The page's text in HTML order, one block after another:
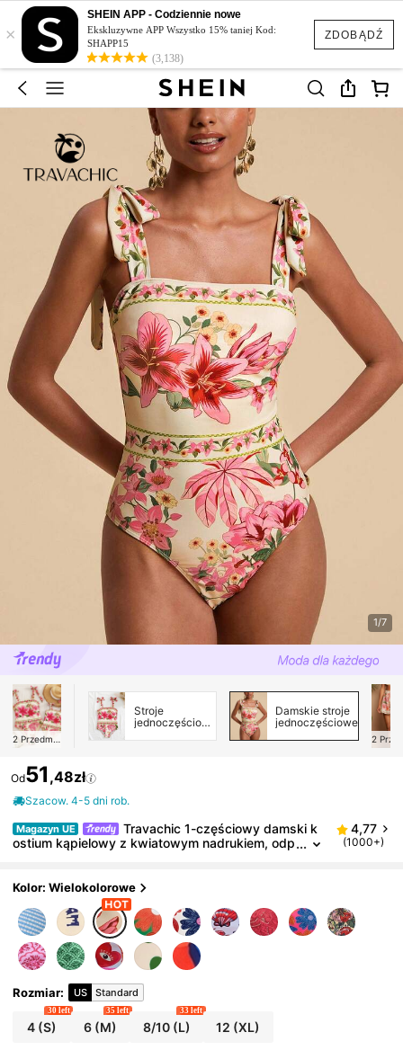
ZDOBĄDŹ
×
SHEIN APP - Codziennie nowe
Ekskluzywne APP Wszystko 15% taniej Kod:
SHAPP15
(3,138)
1/7
2 Przedmioty
Stroje
jednoczęściowe
Damskie stroje
jednoczęściowe
2
Od51 ,48zł
Szacow. 4-5 dni rob.
Magazyn UE
Travachic 1-częściowy damski k
ostium kąpielowy z kwiatowym nadrukiem, odp
dwuczęściowy zestaw, elegancki zestaw spódnic
plażowych, strój na Nowy Rok, Święto Dziękczynien
ia, Boże Narodzenie, strój kąpielowy plażowy, plaż
a, strój plażowy dla kobiet, zestaw plażowy, stroje
plażowe dla kobiet, moda plażowa, moda plażowa
dla kobiet, stroje plażowe dla kobiet
4,77
(1000+)
Kolor: Wielokolorowe
Rozmiar: US Standard
4 (S)
30 left
6 (M)
35 left
8/10(L)
33 left
12 (XL)